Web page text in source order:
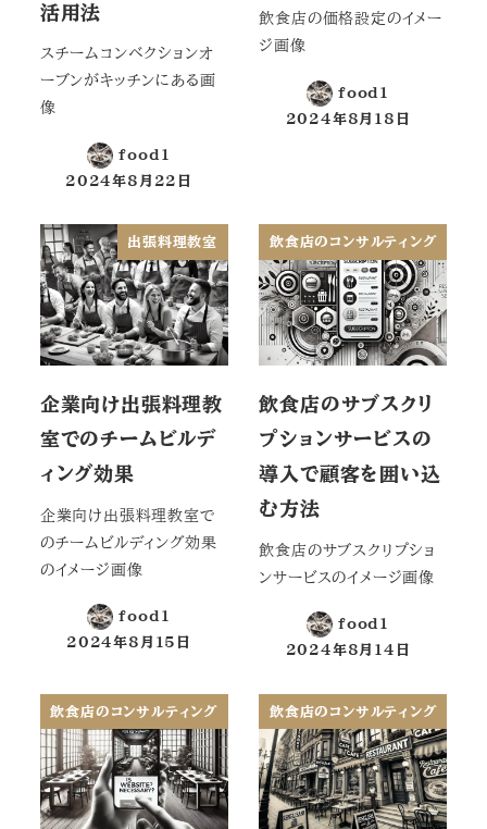
活用法
スチームコンベクションオ
ーブンがキッチンにある画
像
food1
2024年8月22日
飲食店の価格設定のイメー
ジ画像
food1
2024年8月18日
出張料理教室
企業向け出張料理教
室でのチームビルデ
ィング効果
企業向け出張料理教室で
のチームビルディング効果
のイメージ画像
food1
2024年8月15日
飲食店のコンサルティング
飲食店のサブスクリ
プションサービスの
導入で顧客を囲い込
む方法
飲食店のサブスクリプショ
ンサービスのイメージ画像
food1
2024年8月14日
飲食店のコンサルティング 飲食店のコンサルティング